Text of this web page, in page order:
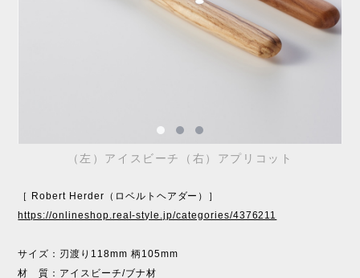
（左）アイスビーチ（右）アプリコット
［ Robert Herder（ロベルトヘアダー）］
https://onlineshop.real-style.jp/categories/4376211
サイズ：刃渡り118mm 柄105mm
材 質：アイスビーチ/ブナ材